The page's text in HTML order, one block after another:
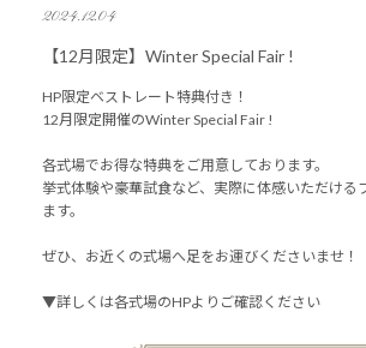
2024.12.04
【12月限定】Winter Special Fair !
HP限定ベストレート特典付き！
12月限定開催のWinter Special Fair !
各式場でお得な特典をご用意しております。
挙式体験や豪華試食など、実際に体感いただける
ます。
ぜひ、お近くの式場へ足をお運びくださいませ！
▼詳しくは各式場のHPよりご確認ください